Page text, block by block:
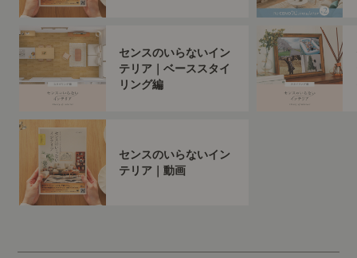
センスのいらないイン
テリア｜ベーススタイ
リング編
センスのいらないイン
テリア｜動画